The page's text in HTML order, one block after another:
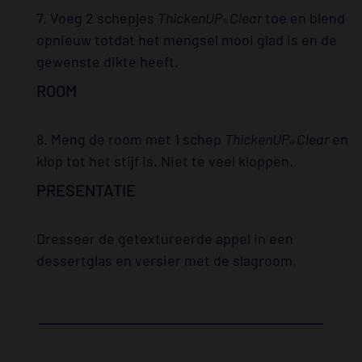
7. Voeg 2 schepjes ThickenUP Clear toe en blend
opnieuw totdat het mengsel mooi glad is en de
gewenste dikte heeft.
ROOM
8. Meng de room met 1 schep ThickenUP Clear en
klop tot het stijf is. Niet te veel kloppen.
PRESENTATIE
Dresseer de getextureerde appel in een
dessertglas en versier met de slagroom.